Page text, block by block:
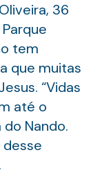
36
tem
que muitas
“Vidas
até o
Nando.
desse